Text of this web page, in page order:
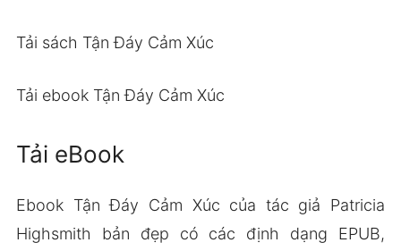
Tải sách Tận Đáy Cảm Xúc
Tải ebook Tận Đáy Cảm Xúc
Tải eBook
Ebook Tận Đáy Cảm Xúc của tác giả Patricia
Highsmith bản đẹp có các định dạng EPUB,